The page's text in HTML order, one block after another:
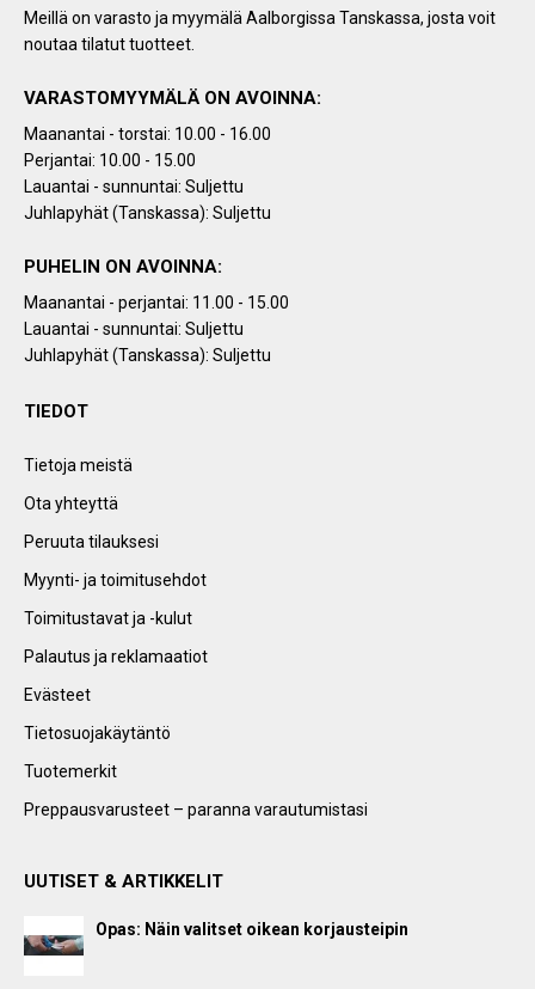
Meillä on varasto ja myymälä Aalborgissa Tanskassa, josta voit
noutaa tilatut tuotteet.
VARASTOMYYMÄLÄ ON AVOINNA:
Maanantai - torstai: 10.00 - 16.00
Perjantai: 10.00 - 15.00
Lauantai - sunnuntai: Suljettu
Juhlapyhät (Tanskassa): Suljettu
PUHELIN ON AVOINNA:
Maanantai - perjantai: 11.00 - 15.00
Lauantai - sunnuntai: Suljettu
Juhlapyhät (Tanskassa): Suljettu
TIEDOT
Tietoja meistä
Ota yhteyttä
Peruuta tilauksesi
Myynti- ja toimitusehdot
Toimitustavat ja -kulut
Palautus ja reklamaatiot
Evästeet
Tietosuojakäytäntö
Tuotemerkit
Preppausvarusteet – paranna varautumistasi
UUTISET & ARTIKKELIT
Opas: Näin valitset oikean korjausteipin